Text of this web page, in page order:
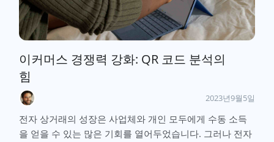
이커머스 경쟁력 강화: QR 코드 분석의
힘
2023년9월5일
전자 상거래의 성장은 사업체와 개인 모두에게 수동 소득
을 얻을 수 있는 많은 기회를 열어두었습니다. 그러나 전자